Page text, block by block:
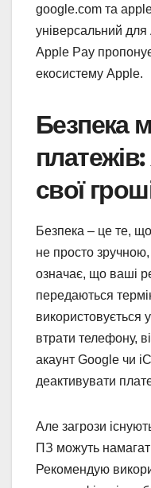
google.com та
універсальний для
Apple Pay
екосистему Apple.
Безпека
свої
Безпека – це те,
не просто зручною,
означає, що ваші
передаються
використовується
втрати телефону,
акаунт Google чи
деактивувати
Але загрози
ПЗ можуть
Рекомендую